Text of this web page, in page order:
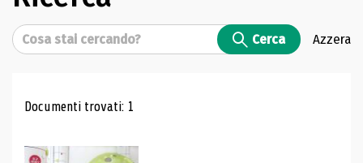
Cerca Cerca Azzera
Risultati di ricerca
Documenti trovati: 1